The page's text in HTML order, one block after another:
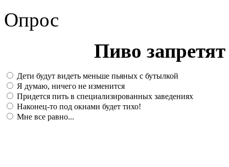
Опрос
Пиво
Дети будут видеть меньше пьяных с бутылкой
Я думаю, ничего не изменится
Придется пить в специализированных заведениях
Наконец-то под окнами будет тихо!
Мне все равно...